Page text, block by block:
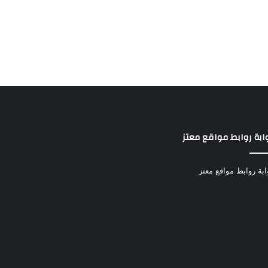
روابط مواقع معتز
روابط مواقع معتز